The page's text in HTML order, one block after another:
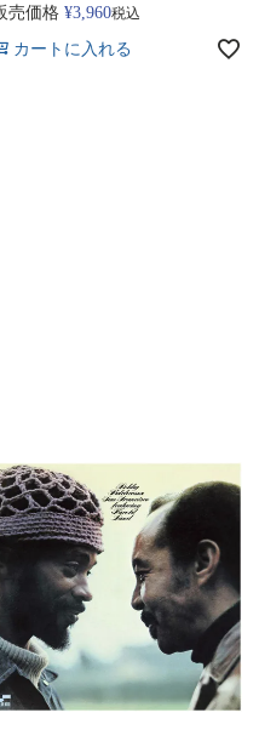
売価格 ¥3,960税込
カートに入れる